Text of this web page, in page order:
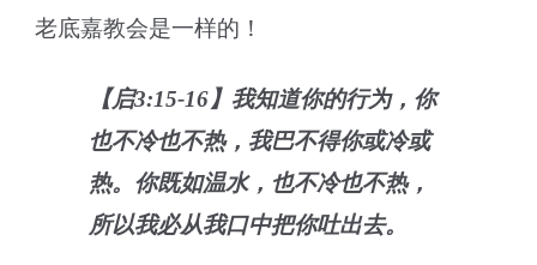
老底嘉教会是一样的！
【启3:15-16】我知道你的行为，你
也不冷也不热，我巴不得你或冷或
热。你既如温水，也不冷也不热，
所以我必从我口中把你吐出去。